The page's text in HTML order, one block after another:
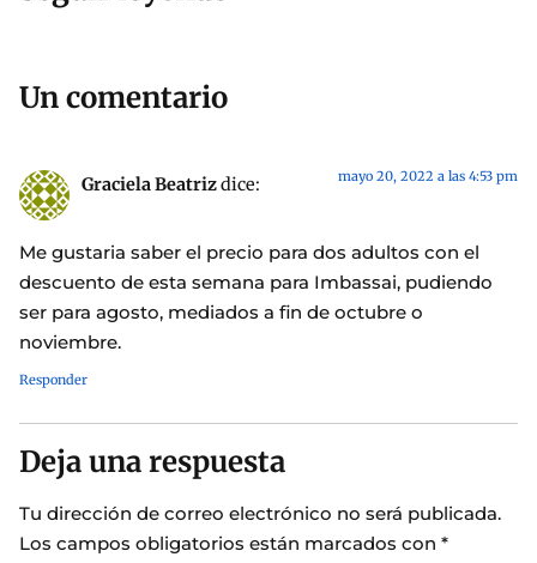
Un comentario
Graciela Beatrizdice: mayo 20, 2022 a las 4:53 pm
Me gustaria saber el precio para dos adultos con el
descuento de esta semana para Imbassai, pudiendo
ser para agosto, mediados a fin de octubre o
noviembre.
Responder
Deja una respuesta
Tu dirección de correo electrónico no será publicada.
Los campos obligatorios están marcados con *